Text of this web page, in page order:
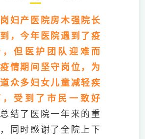
妇产医院房木强院长
，今年医院遇到了疫
但医护团队迎难而
疫情期间坚守岗位，为
众多妇女儿童减轻疾
受到了市民一致好
结了医院一年来的重
同时感谢了全院上下